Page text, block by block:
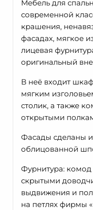
01/03
Мебель для
современной
крашения,
фасадах, мягкое
лицевая
оригинальный
В неё входит
мягким
столик, а также
открытыми
Фасады сделаны
облицованной
Фурнитура:
скрытыми
выдвижения и
на петлях фирмы